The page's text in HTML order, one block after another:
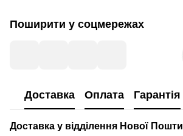
Поширити у соцмережах
Доставка Оплата Гарантія
Доставка у відділення Нової Пошти